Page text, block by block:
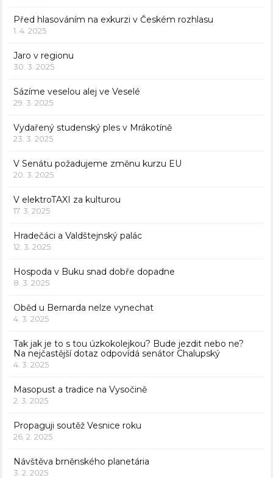
Před hlasováním na exkurzi v Českém rozhlasu
1. 4. 2025
Jaro v regionu
30. 3. 2025
Sázíme veselou alej ve Veselé
29. 3. 2025
Vydařený studenský ples v Mrákotíně
23. 3. 2025
V Senátu požadujeme změnu kurzu EU
20. 3. 2025
V elektroTAXI za kulturou
17. 3. 2025
Hradečáci a Valdštejnský palác
12. 3. 2025
Hospoda v Buku snad dobře dopadne
8. 3. 2025
Oběd u Bernarda nelze vynechat
4. 3. 2025
Tak jak je to s tou úzkokolejkou? Bude jezdit nebo ne?
Na nejčastější dotaz odpovídá senátor Chalupský
4. 3. 2025
Masopust a tradice na Vysočině
2. 3. 2025
Propaguji soutěž Vesnice roku
26. 2. 2025
Návštěva brněnského planetária
3. 2. 2025